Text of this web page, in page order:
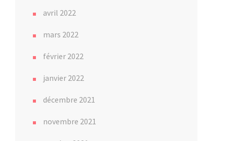
avril 2022
mars 2022
février 2022
janvier 2022
décembre 2021
novembre 2021